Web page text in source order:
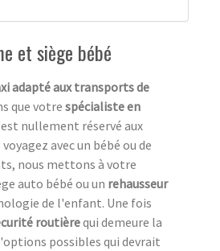
et siège bébé
adapté aux transports de
que votre spécialiste en
nullement réservé aux
avec un bébé ou de
nous mettons à votre
auto bébé ou un rehausseur
de l'enfant. Une fois
routièrequi demeure la
possibles qui devrait